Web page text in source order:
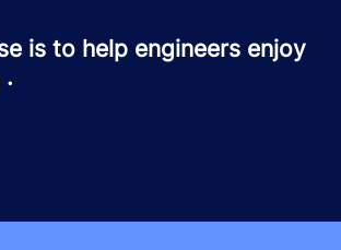
is to help engineers enjoy